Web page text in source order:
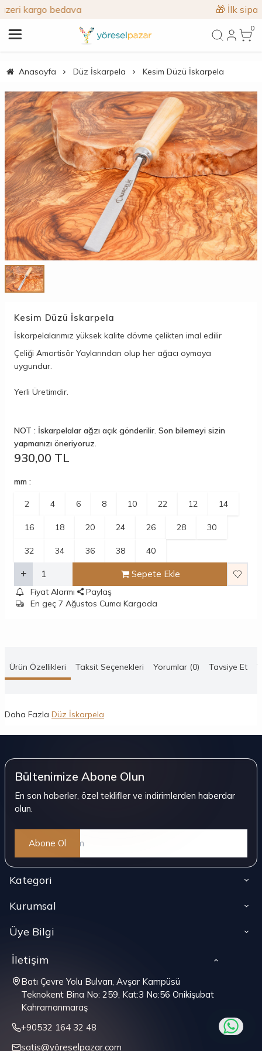
🎁 İlk siparişe %10 indirim
0
Anasayfa Düz İskarpela Kesim Düzü İskarpela
Kesim Düzü İskarpela
İskarpelalarımız yüksek kalite dövme çelikten imal edilir
Çeliği Amortisör Yaylarından olup her ağacı oymaya
uygundur.
Yerli Üretimdir.
NOT : İskarpelalar ağzı açık gönderilir. Son bilemeyi sizin
yapmanızı öneriyoruz.
930,00 TL
mm :
2 4 6 8 10 22 12 14
16 18 20 24 26 28 30
32 34 36 38 40
Sepete Ekle
Fiyat Alarmı
Paylaş
En geç 7 Ağustos Cuma Kargoda
Ürün Özellikleri Taksit Seçenekleri Yorumlar (0) Tavsiye Et
Daha Fazla Düz İskarpela
Bültenimize Abone Olun
En son haberler, özel teklifler ve indirimlerden haberdar
olun.
Abone Ol
Kategori
Kurumsal
Üye Bilgi
İletişim
Batı Çevre Yolu Bulvarı, Avşar Kampüsü
Teknokent Bina No: 259, Kat:3 No:56 Onikişubat
Kahramanmaraş
+90532 164 32 48
satis@yöreselpazar.com